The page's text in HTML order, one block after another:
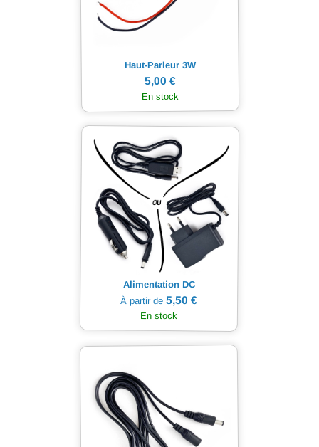
Haut-Parleur 3W
5,00 €
En stock
Alimentation DC
À partir de5,50 €
En stock